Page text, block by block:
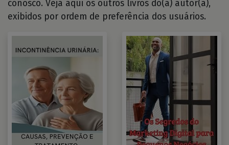
conosco. Veja aqui os outros livros do(a) autor(a),
exibidos por ordem de preferência dos usuários.